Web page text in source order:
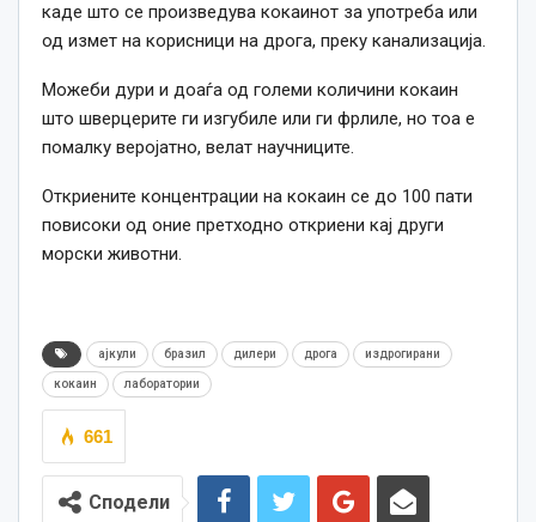
каде што се произведува кокаинот за употреба или
од измет на корисници на дрога, преку канализација.
Можеби дури и доаѓа од големи количини кокаин
што шверцерите ги изгубиле или ги фрлиле, но тоа е
помалку веројатно, велат научниците.
Откриените концентрации на кокаин се до 100 пати
повисоки од оние претходно откриени кај други
морски животни.
ајкули бразил дилери дрога издрогирани
кокаин лаборатории
661
Сподели